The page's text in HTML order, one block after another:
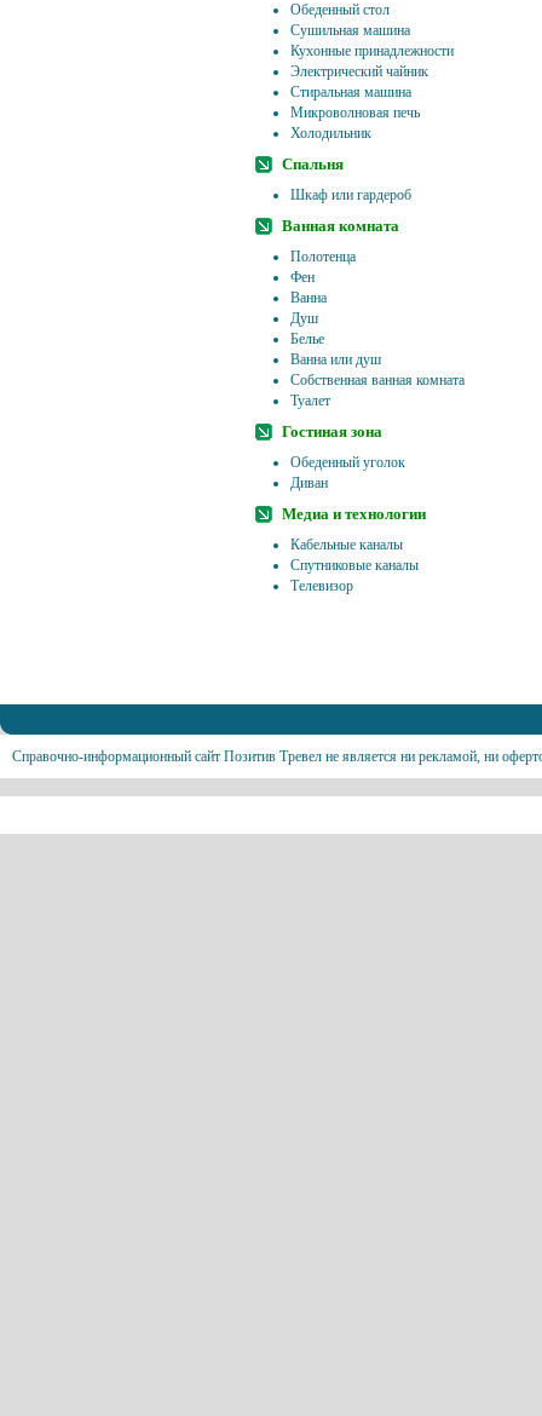
Обеденный стол
Сушильная машина
Кухонные принадлежности
Электрический чайник
Стиральная машина
Микроволновая печь
Холодильник
Спальня
Шкаф или гардероб
Ванная комната
Полотенца
Фен
Ванна
Душ
Белье
Ванна или душ
Собственная ванная комната
Туалет
Гостиная зона
Обеденный уголок
Диван
Медиа и технологии
Кабельные каналы
Спутниковые каналы
Телевизор
Справочно-информационный сайт Позитив Тревел не является ни рекламой, ни